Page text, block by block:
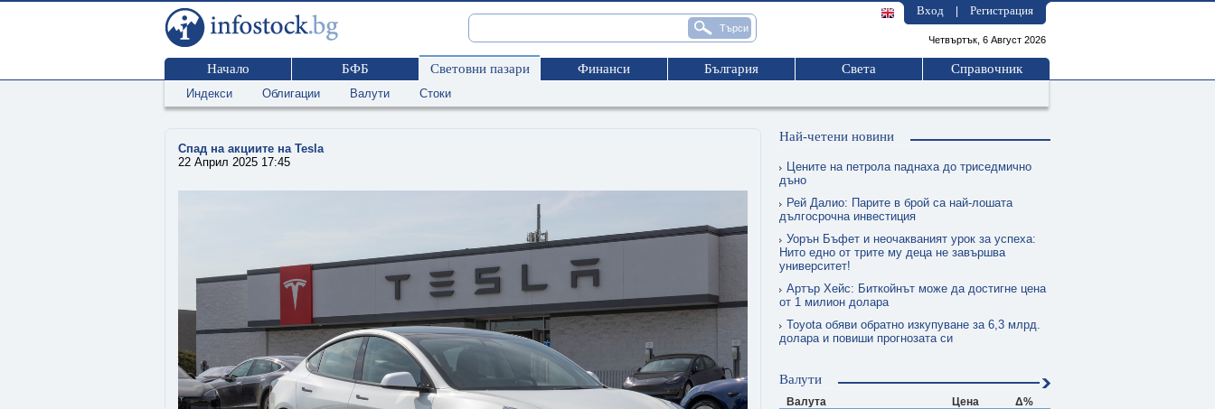
Вход Регистрация
Четвъртък, 6 Август 2026
Начало БФБ Световни пазари Финанси България Света Справочник
Индекси Облигации Валути Стоки
Спад на акциите на Tesla
22 Април 2025 17:45
Най-четени новини
Цените на петрола паднаха до триседмично
дъно
Рей Далио: Парите в брой са най-лошата
дългосрочна инвестиция
Уорън Бъфет и неочакваният урок за успеха:
Нито едно от трите му деца не завършва
университет!
Артър Хейс: Биткойнът може да достигне цена
от 1 милион долара
Toyota обяви обратно изкупуване за 6,3 млрд.
долара и повиши прогнозата си
Валути
Валута Цена
Δ%